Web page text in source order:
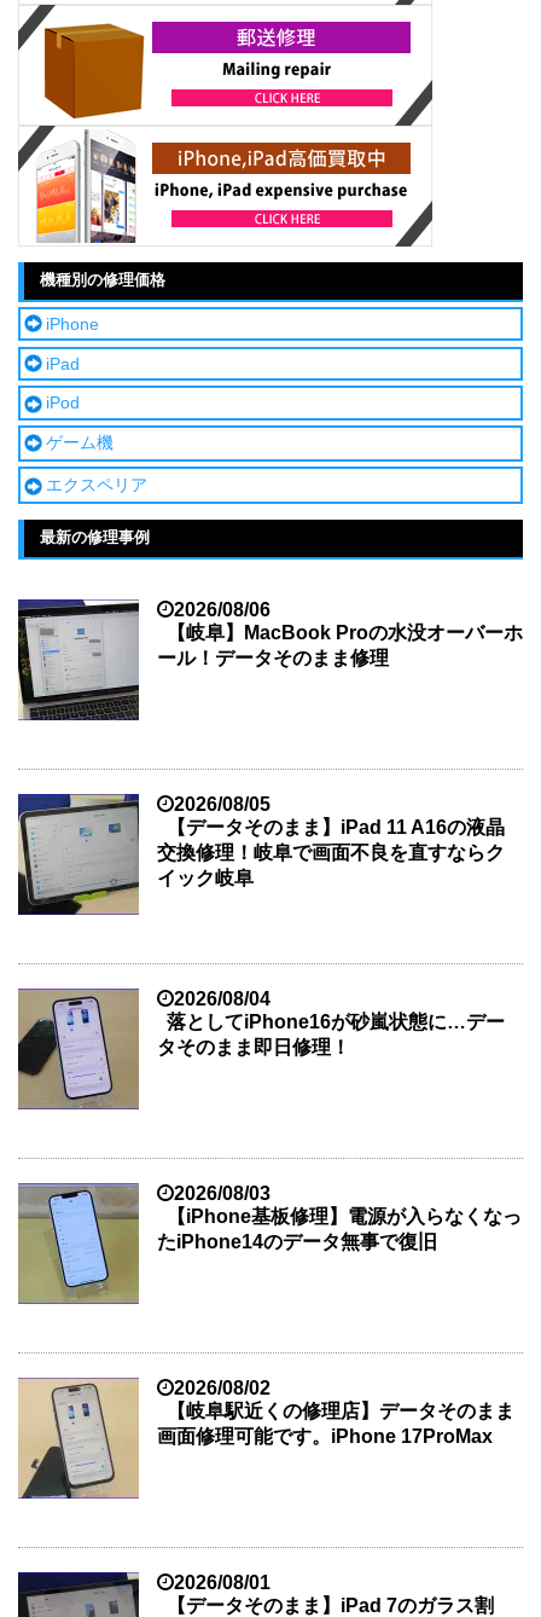
機種別の修理価格
iPhone
iPad
iPod
ゲーム機
エクスペリア
最新の修理事例
2026/08/06
【岐阜】MacBook Proの水没オーバーホ
ール！データそのまま修理
2026/08/05
【データそのまま】iPad 11 A16の液晶
交換修理！岐阜で画面不良を直すならク
イック岐阜
2026/08/04
落としてiPhone16が砂嵐状態に…デー
タそのまま即日修理！
2026/08/03
【iPhone基板修理】電源が入らなくなっ
たiPhone14のデータ無事で復旧
2026/08/02
【岐阜駅近くの修理店】データそのまま
画面修理可能です。iPhone 17ProMax
2026/08/01
【データそのまま】iPad 7のガラス割